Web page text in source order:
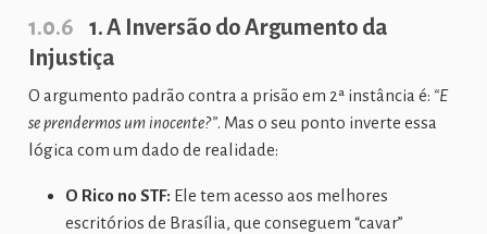
1.0.6
1. A Inversão do Argumento da
Injustiça
O argumento padrão contra a prisão em 2ª instância é: “E
se prendermos um inocente?”. Mas o seu ponto inverte essa
lógica com um dado de realidade:
O Rico no STF: Ele tem acesso aos melhores
escritórios de Brasília, que conseguem “cavar”